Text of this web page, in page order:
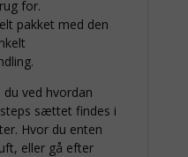
for.
pakket med den
ved hvordan
sættet findes i
Hvor du enten
eller gå efter